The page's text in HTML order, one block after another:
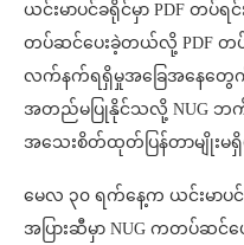
ယင်းမာပင်ခရိုင်မှာ PDF တပ်ရ
တပ်ဆင်ပေးခဲ့တယ်လို့ PDF တ
လက်နက်ရရှိမှုအခြေအနေတွေကို
အတည်မပြုနိုင်သလို့ NUG
အသေးစိတ်ထုတ်ပြန်တာမျိုးမရှိ
မေလ ၃၀ ရက်နေ့က ယင်းမာပင်
အပြားဆီမှာ NUG ကတပ်ဆင်ပ